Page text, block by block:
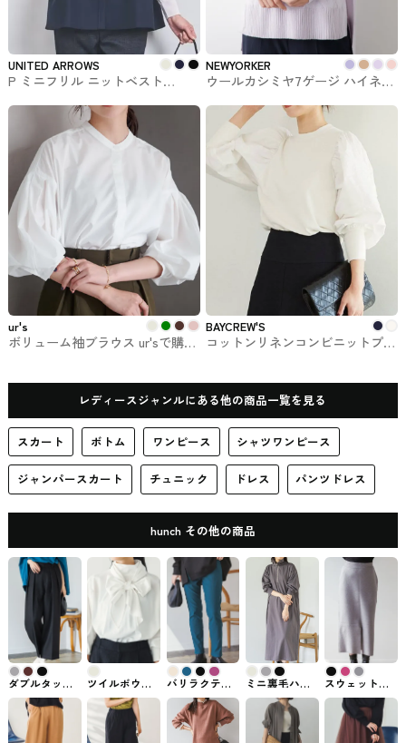
UNITED ARROWS
P ミニフリル ニットベスト
NEWYORKER
ウールカシミヤ7ゲージ ハイネッ
NEWYORKER #トップス
ur's
ボリューム袖ブラウス ur'sで購入
BAYCREW'S
コットンリネンコンビニットプル
レディースジャンルにある他の商品一覧を見る
スカート ボトム ワンピース シャツワンピース
ジャンパースカート チュニック ドレス パンツドレス
hunch その他の商品
ダブルタック
ワイドパンツ
hunch #ズボ
ン・パンツ
ツイルボウタ
イブラウス
hunch #トップ
バリラクテー
パードパンツ
ストレッチ
hunch #ズボ
ン・パンツ
ミニ裏毛ハー
フジップワン
ピース hunch #
ワンピース
スウェットラ
イクニットの
ナロースカー
ト hunch #スカ
ート